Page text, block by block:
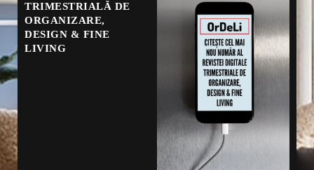
TRIMESTRIALĂ DE
ORGANIZARE,
DESIGN & FINE
LIVING